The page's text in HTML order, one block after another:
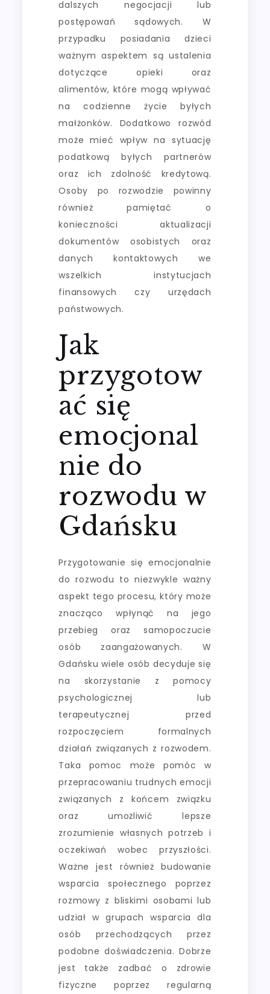
dalszych negocjacji lub
postępowań sądowych. W
przypadku posiadania dzieci
ważnym aspektem są ustalenia
dotyczące opieki oraz
alimentów, które mogą wpływać
na codzienne życie byłych
małżonków. Dodatkowo rozwód
może mieć wpływ na sytuację
podatkową byłych partnerów
oraz ich zdolność kredytową.
Osoby po rozwodzie powinny
również pamiętać o
konieczności aktualizacji
dokumentów osobistych oraz
danych kontaktowych we
wszelkich instytucjach
finansowych czy urzędach
państwowych.
Jak
przygotow
ać się
emocjonal
nie do
rozwodu w
Gdańsku
Przygotowanie się emocjonalnie
do rozwodu to niezwykle ważny
aspekt tego procesu, który może
znacząco wpłynąć na jego
przebieg oraz samopoczucie
osób zaangażowanych. W
Gdańsku wiele osób decyduje się
na skorzystanie z pomocy
psychologicznej lub
terapeutycznej przed
rozpoczęciem formalnych
działań związanych z rozwodem.
Taka pomoc może pomóc w
przepracowaniu trudnych emocji
związanych z końcem związku
oraz umożliwić lepsze
zrozumienie własnych potrzeb i
oczekiwań wobec przyszłości.
Ważne jest również budowanie
wsparcia społecznego poprzez
rozmowy z bliskimi osobami lub
udział w grupach wsparcia dla
osób przechodzących przez
podobne doświadczenia. Dobrze
jest także zadbać o zdrowie
fizyczne poprzez regularną